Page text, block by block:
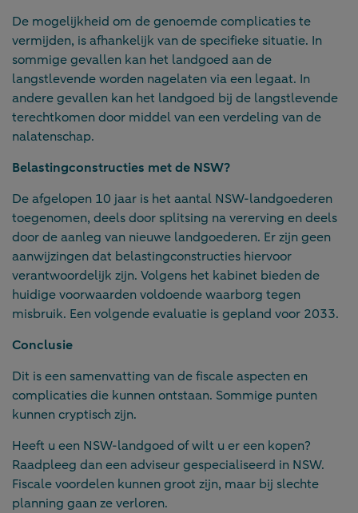
De mogelijkheid om de genoemde complicaties te
vermijden, is afhankelijk van de specifieke situatie. In
sommige gevallen kan het landgoed aan de
langstlevende worden nagelaten via een legaat. In
andere gevallen kan het landgoed bij de langstlevende
terechtkomen door middel van een verdeling van de
nalatenschap.
Belastingconstructies met de NSW?
De afgelopen 10 jaar is het aantal NSW-landgoederen
toegenomen, deels door splitsing na vererving en deels
door de aanleg van nieuwe landgoederen. Er zijn geen
aanwijzingen dat belastingconstructies hiervoor
verantwoordelijk zijn. Volgens het kabinet bieden de
huidige voorwaarden voldoende waarborg tegen
misbruik. Een volgende evaluatie is gepland voor 2033.
Conclusie
Dit is een samenvatting van de fiscale aspecten en
complicaties die kunnen ontstaan. Sommige punten
kunnen cryptisch zijn.
Heeft u een NSW-landgoed of wilt u er een kopen?
Raadpleeg dan een adviseur gespecialiseerd in NSW.
Fiscale voordelen kunnen groot zijn, maar bij slechte
planning gaan ze verloren.